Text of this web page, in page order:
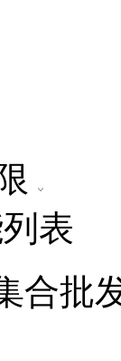
表
合批